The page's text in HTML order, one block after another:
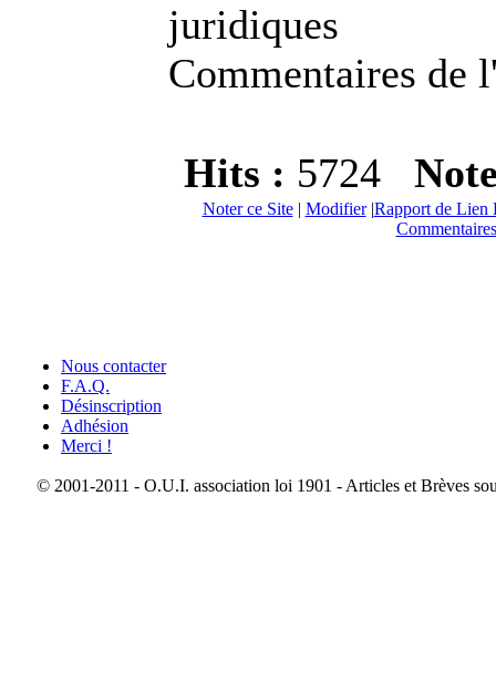
juridiques
Commentaires
Hits : 5724
Noter ce Site| Modifier|Rapport de Lien
Nous contacter
F.A.Q.
Désinscription
Adhésion
Merci !
© 2001-2011 - O.U.I. association loi 1901 - Articles et Brèves